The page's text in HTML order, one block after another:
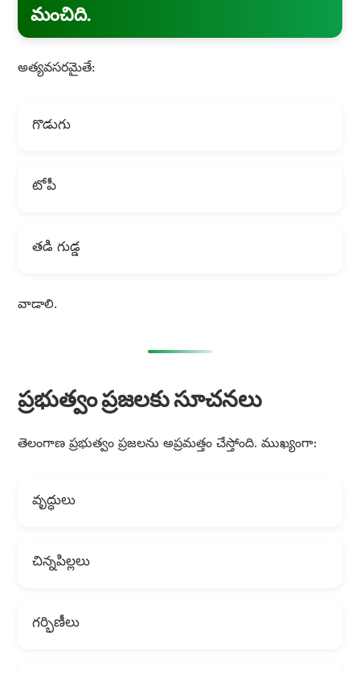
మంచిది.
అత్యవసరమైతే:
గొడుగు
టోపీ
తడి గుడ్డ
వాడాలి.
ప్రభుత్వం ప్రజలకు సూచనలు
తెలంగాణ ప్రభుత్వం ప్రజలను అప్రమత్తం చేస్తోంది. ముఖ్యంగా:
వృద్ధులు
చిన్నపిల్లలు
గర్భిణీలు